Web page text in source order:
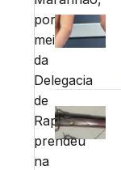
por
meio
da
Delegacia
de
Raposa,
prendeu
na